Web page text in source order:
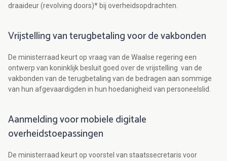
draaideur (revolving doors)* bij overheidsopdrachten.
Vrijstelling van terugbetaling voor de vakbonden
De ministerraad keurt op vraag van de Waalse regering een
ontwerp van koninklijk besluit goed over de vrijstelling van de
vakbonden van de terugbetaling van de bedragen aan sommige
van hun afgevaardigden in hun hoedanigheid van personeelslid.
Aanmelding voor mobiele digitale
overheidstoepassingen
De ministerraad keurt op voorstel van staatssecretaris voor